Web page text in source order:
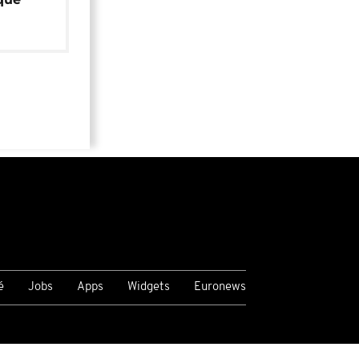
Jobs Apps Widgets Euronews